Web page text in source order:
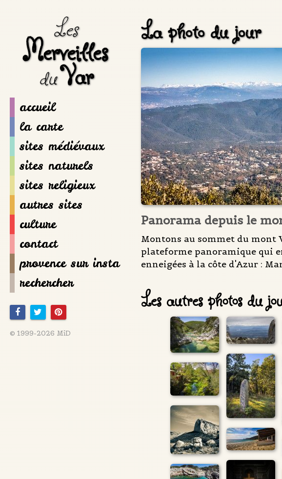
Les
Merveilles
duVar
accueil
la carte
sites médiévaux
sites naturels
sites religieux
autres sites
culture
contact
provence sur insta
rechercher
© 1999-2026 MiD
La photo du jour
Panorama depuis le
Montons au sommet du mont
plateforme panoramique qui
enneigées à la côte d'Azur :
Les autres photos du